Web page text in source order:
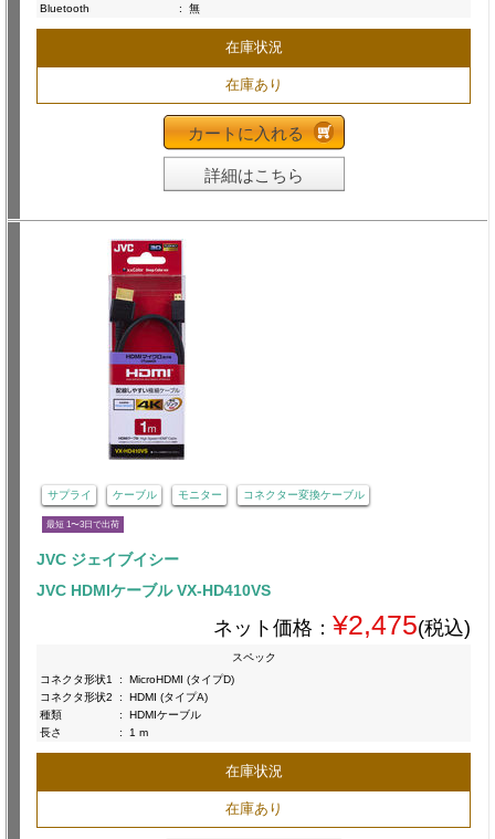
Bluetooth
: 無
在庫状況
在庫あり
カートに入れる
詳細はこちら
サプライ ケーブル モニター コネクター変換ケーブル
最短 1〜3日で出荷
JVC ジェイブイシー
JVC HDMIケーブル VX-HD410VS
ネット価格： ¥2,475(税込)
スペック
コネクタ形状1
:
MicroHDMI (タイプD)
コネクタ形状2
:
HDMI (タイプA)
種類
:
HDMIケーブル
長さ
: 1 m
在庫状況
在庫あり